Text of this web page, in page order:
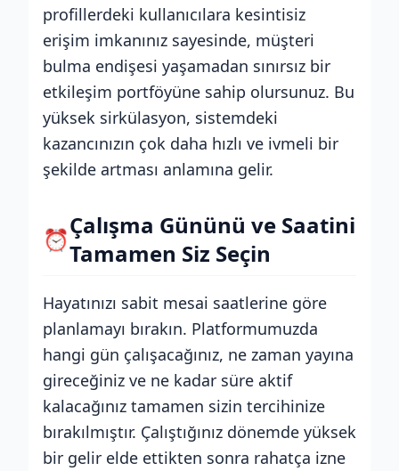
profillerdeki kullanıcılara kesintisiz
erişim imkanınız sayesinde, müşteri
bulma endişesi yaşamadan sınırsız bir
etkileşim portföyüne sahip olursunuz. Bu
yüksek sirkülasyon, sistemdeki
kazancınızın çok daha hızlı ve ivmeli bir
şekilde artması anlamına gelir.
⏰Çalışma Gününü ve Saatini
Tamamen Siz Seçin
Hayatınızı sabit mesai saatlerine göre
planlamayı bırakın. Platformumuzda
hangi gün çalışacağınız, ne zaman yayına
gireceğiniz ve ne kadar süre aktif
kalacağınız tamamen sizin tercihinize
bırakılmıştır. Çalıştığınız dönemde yüksek
bir gelir elde ettikten sonra rahatça izne